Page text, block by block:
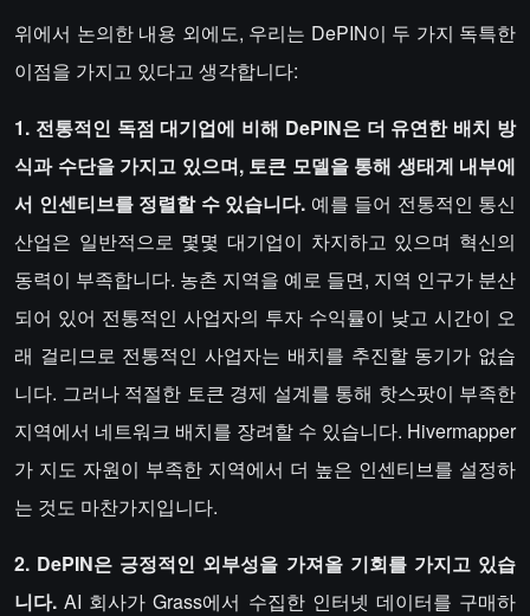
위에서 논의한 내용 외에도, 우리는 DePIN이 두 가지 독특한
이점을 가지고 있다고 생각합니다:
1. 전통적인 독점 대기업에 비해 DePIN은 더 유연한 배치 방
식과 수단을 가지고 있으며, 토큰 모델을 통해 생태계 내부에
서 인센티브를 정렬할 수 있습니다. 예를 들어 전통적인 통신
산업은 일반적으로 몇몇 대기업이 차지하고 있으며 혁신의
동력이 부족합니다. 농촌 지역을 예로 들면, 지역 인구가 분산
되어 있어 전통적인 사업자의 투자 수익률이 낮고 시간이 오
래 걸리므로 전통적인 사업자는 배치를 추진할 동기가 없습
니다. 그러나 적절한 토큰 경제 설계를 통해 핫스팟이 부족한
지역에서 네트워크 배치를 장려할 수 있습니다. Hivermapper
가 지도 자원이 부족한 지역에서 더 높은 인센티브를 설정하
는 것도 마찬가지입니다.
2. DePIN은 긍정적인 외부성을 가져올 기회를 가지고 있습
니다. AI 회사가 Grass에서 수집한 인터넷 데이터를 구매하